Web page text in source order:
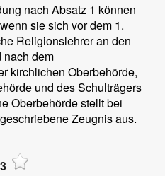
nach Absatz 1 können
sie sich vor dem 1.
Religionslehrer an den
nach dem
kirchlichen Oberbehörde,
und des Schulträgers
Oberbehörde stellt bei
Zeugnis aus.